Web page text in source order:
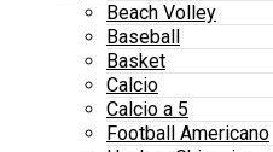
Beach Volley
Baseball
Basket
Calcio
Calcio a 5
Football Americano